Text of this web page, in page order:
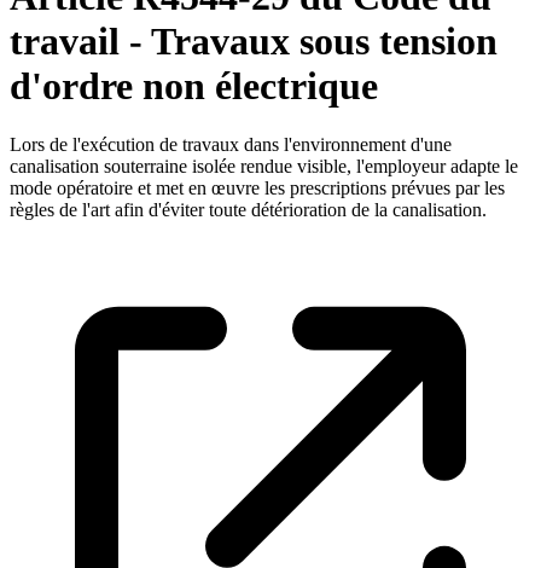
travail - Travaux sous tension
d'ordre non électrique
Lors de l'exécution de travaux dans l'environnement d'une
canalisation souterraine isolée rendue visible, l'employeur adapte le
mode opératoire et met en œuvre les prescriptions prévues par les
règles de l'art afin d'éviter toute détérioration de la canalisation.